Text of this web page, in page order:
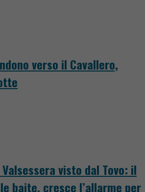
verso il Cavallero,
visto dal Tovo: il
baite, cresce l’allarme per